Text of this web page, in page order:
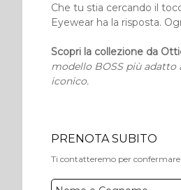
Che tu stia cercando il
Eyewear ha la risposta.
Scopri la collezione da
modello BOSS più adatto
iconico.
PRENOTA SUBITO
Ti contatteremo per